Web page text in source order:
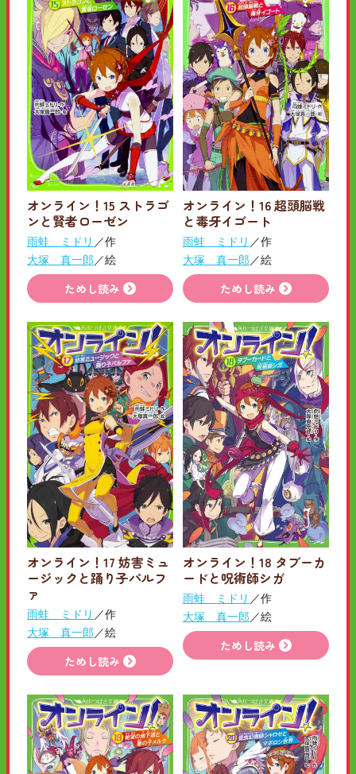
オンライン！15 ストラゴ
ンと賢者ローゼン
雨蛙 ミドリ ／作
大塚 真一郎 ／絵
ためし読み
オンライン！16 超頭脳戦
と毒牙イゴート
雨蛙 ミドリ ／作
大塚 真一郎 ／絵
ためし読み
オンライン！17 妨害ミュ
ージックと踊り子パルフ
ァ
雨蛙 ミドリ ／作
大塚 真一郎 ／絵
ためし読み
オンライン！18 タブーカ
ードと呪術師シガ
雨蛙 ミドリ ／作
大塚 真一郎 ／絵
ためし読み